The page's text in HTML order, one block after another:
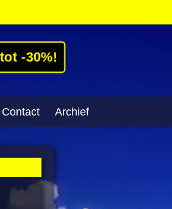
-30%!
Contact Archief